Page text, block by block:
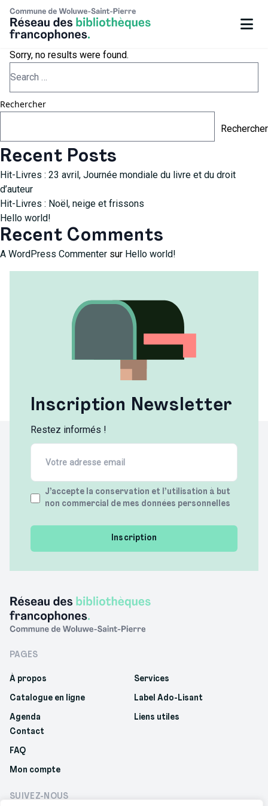
Sorry, no results were found.
Rechercher
Rechercher
Recent Posts
Hit-Livres : 23 avril, Journée mondiale du livre et du droit
d’auteur
Hit-Livres : Noël, neige et frissons
Hello world!
Recent Comments
A WordPress Commenter sur Hello world!
Inscription Newsletter
Restez informés !
Email
(Required)
Terms
(Required)
J’accepte la conservation et l’utilisation à but
non commercial de mes données personnelles
PAGES
À propos
Catalogue en ligne
Agenda
Services
Label Ado-Lisant
Liens utiles
Contact
FAQ
Mon compte
SUIVEZ-NOUS